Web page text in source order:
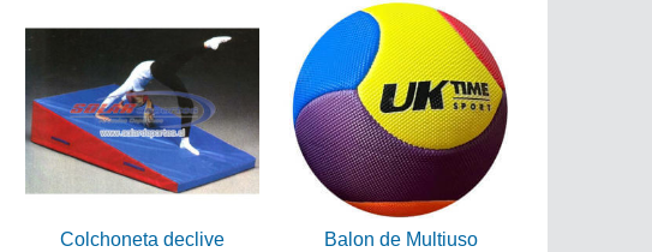
Colchoneta declive Balon de Multiuso